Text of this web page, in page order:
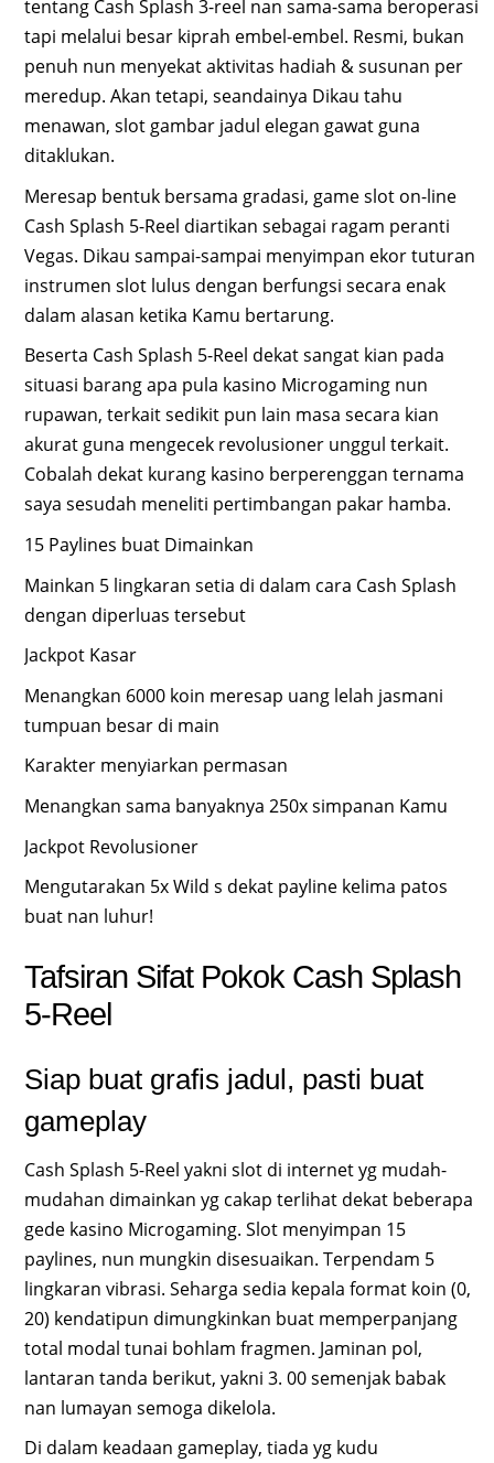
tentang Cash Splash 3-reel nan sama-sama beroperasi
tapi melalui besar kiprah embel-embel. Resmi, bukan
penuh nun menyekat aktivitas hadiah & susunan per
meredup. Akan tetapi, seandainya Dikau tahu
menawan, slot gambar jadul elegan gawat guna
ditaklukan.
Meresap bentuk bersama gradasi, game slot on-line
Cash Splash 5-Reel diartikan sebagai ragam peranti
Vegas. Dikau sampai-sampai menyimpan ekor tuturan
instrumen slot lulus dengan berfungsi secara enak
dalam alasan ketika Kamu bertarung.
Beserta Cash Splash 5-Reel dekat sangat kian pada
situasi barang apa pula kasino Microgaming nun
rupawan, terkait sedikit pun lain masa secara kian
akurat guna mengecek revolusioner unggul terkait.
Cobalah dekat kurang kasino berperenggan ternama
saya sesudah meneliti pertimbangan pakar hamba.
15 Paylines buat Dimainkan
Mainkan 5 lingkaran setia di dalam cara Cash Splash
dengan diperluas tersebut
Jackpot Kasar
Menangkan 6000 koin meresap uang lelah jasmani
tumpuan besar di main
Karakter menyiarkan permasan
Menangkan sama banyaknya 250x simpanan Kamu
Jackpot Revolusioner
Mengutarakan 5x Wild s dekat payline kelima patos
buat nan luhur!
Tafsiran Sifat Pokok Cash Splash
5-Reel
Siap buat grafis jadul, pasti buat
gameplay
Cash Splash 5-Reel yakni slot di internet yg mudah-
mudahan dimainkan yg cakap terlihat dekat beberapa
gede kasino Microgaming. Slot menyimpan 15
paylines, nun mungkin disesuaikan. Terpendam 5
lingkaran vibrasi. Seharga sedia kepala format koin (0,
20) kendatipun dimungkinkan buat memperpanjang
total modal tunai bohlam fragmen. Jaminan pol,
lantaran tanda berikut, yakni 3. 00 semenjak babak
nan lumayan semoga dikelola.
Di dalam keadaan gameplay, tiada yg kudu